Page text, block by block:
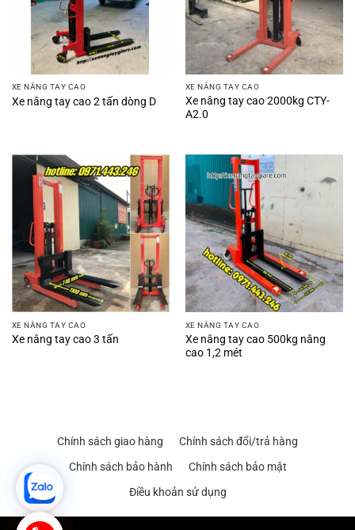
XE NÂNG TAY CAO
Xe nâng tay cao 2 tấn dòng D
XE NÂNG TAY CAO
Xe nâng tay cao 2000kg CTY-
A2.0
XE NÂNG TAY CAO
Xe nâng tay cao 3 tấn
XE NÂNG TAY CAO
Xe nâng tay cao 500kg nâng
cao 1,2 mét
Chính sách giao hàng
Chính sách đổi/trả hàng
Chính sách bảo hành
Chính sách bảo mật
Điều khoản sử dụng